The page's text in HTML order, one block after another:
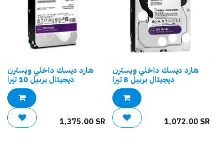
هارد ديسك داخلي ويسترن
ديجيتال بربيل 10 تيرا
1,375.00SR
هارد ديسك داخلي ويسترن
ديجيتال بربيل 8 تيرا
1,072.00 SR